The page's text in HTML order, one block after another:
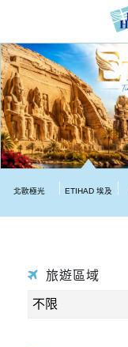
北歐極光 ETIHAD 埃及
旅遊區域